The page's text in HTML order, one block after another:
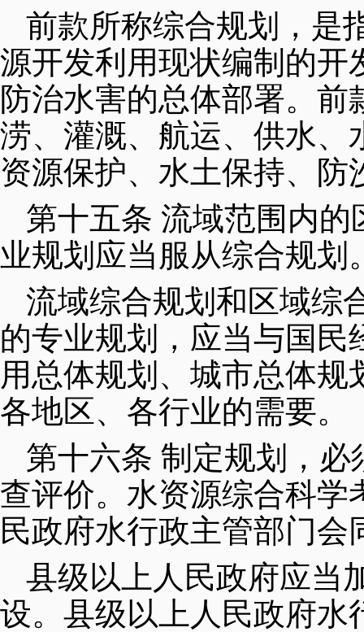
前款所称综合规划，是
源开发利用现状编制的开
防治水害的总体部署。
涝、灌溉、航运、供水、
资源保护、水土保持、
第十五条 流域范围内
业规划应当服从综合规划
流域综合规划和区域综
的专业规划，应当与国
用总体规划、城市总体
各地区、各行业的需要。
第十六条 制定规划，
查评价。水资源综合科学
民政府水行政主管部门
县级以上人民政府应当
设。县级以上人民政府水